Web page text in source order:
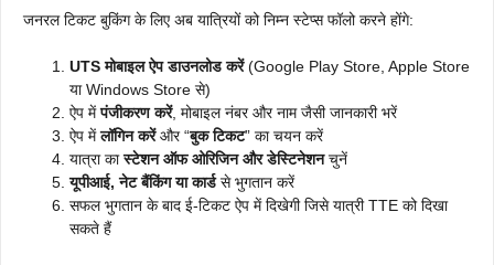
जनरल टिकट बुकिंग के लिए अब यात्रियों को निम्न स्टेप्स फॉलो करने होंगे:
UTS मोबाइल ऐप डाउनलोड करें(Google Play Store, Apple Store
या Windows Store से)
ऐप मेंपंजीकरण करें, मोबाइल नंबर और नाम जैसी जानकारी भरें
ऐप मेंलॉगिन करेंऔर “बुक टिकट” का चयन करें
यात्रा कास्टेशन ऑफ ओरिजिन और डेस्टिनेशनचुनें
यूपीआई, नेट बैंकिंग या कार्डसे भुगतान करें
सफल भुगतान के बाद ई-टिकट ऐप में दिखेगी जिसे यात्री TTE को दिखा
सकते हैं